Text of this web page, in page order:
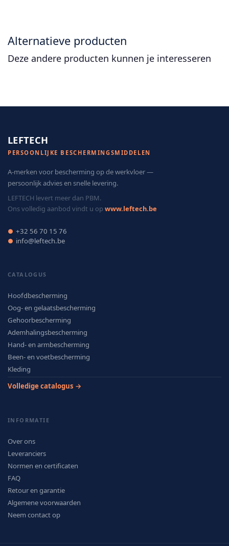
Alternatieve producten
Deze andere producten kunnen je interesseren
LEFTECH
PERSOONLIJKE BESCHERMINGSMIDDELEN
A-merken voor bescherming op de werkvloer —
persoonlijk advies en snelle levering.
LEFTECH levert meer dan PBM.
Ons volledig aanbod vindt u op www.leftech.be
● +32 56 70 15 76
● info@leftech.be
CATALOGUS
Hoofdbescherming
Oog- en gelaatsbescherming
Gehoorbescherming
Ademhalingsbescherming
Hand- en armbescherming
Been- en voetbescherming
Kleding
Volledige catalogus →
INFORMATIE
Over ons
Leveranciers
Normen en certificaten
FAQ
Retour en garantie
Algemene voorwaarden
Neem contact op